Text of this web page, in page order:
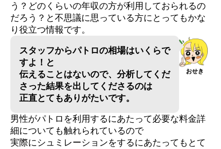
う？どのくらいの年収の方が利用しておられるの
だろう？と不思議に思っている方にとってもかな
り役立つ情報です。
おせき
スタッフからパトロの相場はいくらで
すよ！と
伝えることはないので、分析してくだ
さった結果を出してくださるのは
正直とてもありがたいです。
男性がパトロを利用するにあたって必要な料金詳
細についても触れられているので
実際にシュミレーションをするにあたってもとて